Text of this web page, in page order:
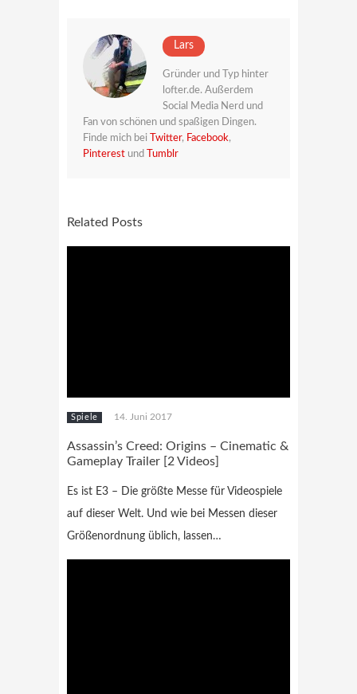
Lars
Gründer und Typ hinter
lofter.de. Außerdem
Social Media Nerd und
Fan von schönen und spaßigen Dingen.
Finde mich bei
Twitter, Facebook,
Pinterest und Tumblr
Related Posts
Spiele 14. Juni 2017
Assassin’s Creed: Origins – Cinematic &
Gameplay Trailer [2 Videos]
Es ist E3 – Die größte Messe für Videospiele
auf dieser Welt. Und wie bei Messen dieser
Größenordnung üblich, lassen…